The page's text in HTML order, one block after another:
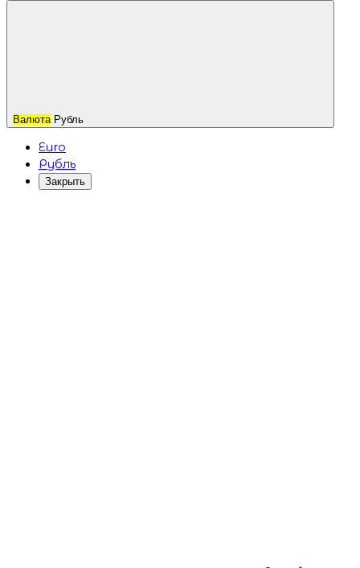
Валюта Рубль
Euro
Рубль
Закрыть